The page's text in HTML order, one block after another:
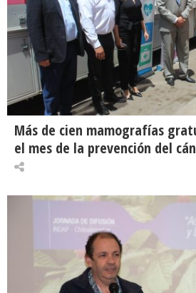
Más de cien mamografías
el mes de la prevención del